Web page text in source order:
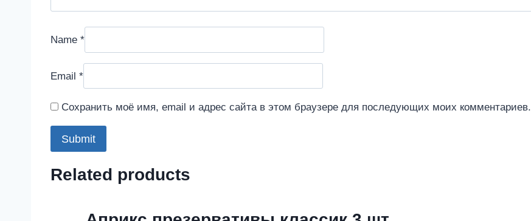
Name *
Email *
Сохранить моё имя, email и адрес сайта в этом браузере для последующих моих комментариев.
Related products